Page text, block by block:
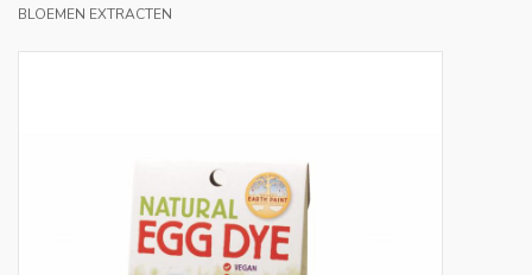
Productinfo
BLOEMEN EXTRACTEN